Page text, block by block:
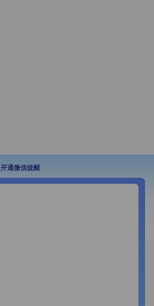
开通微信提醒